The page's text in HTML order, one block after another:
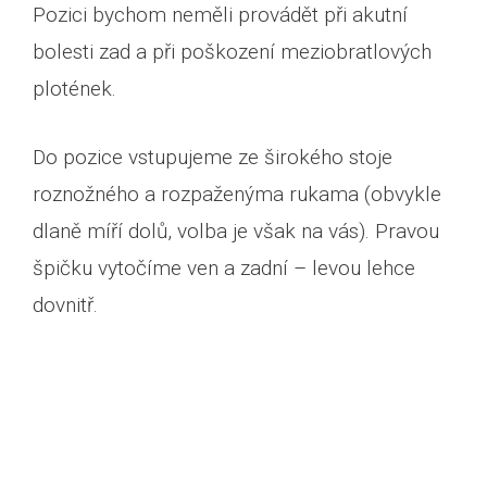
Pozici bychom neměli provádět při akutní
bolesti zad a při poškození meziobratlových
plotének.
Do pozice vstupujeme ze širokého stoje
roznožného a rozpaženýma rukama (obvykle
dlaně míří dolů, volba je však na vás). Pravou
špičku vytočíme ven a zadní – levou lehce
dovnitř.